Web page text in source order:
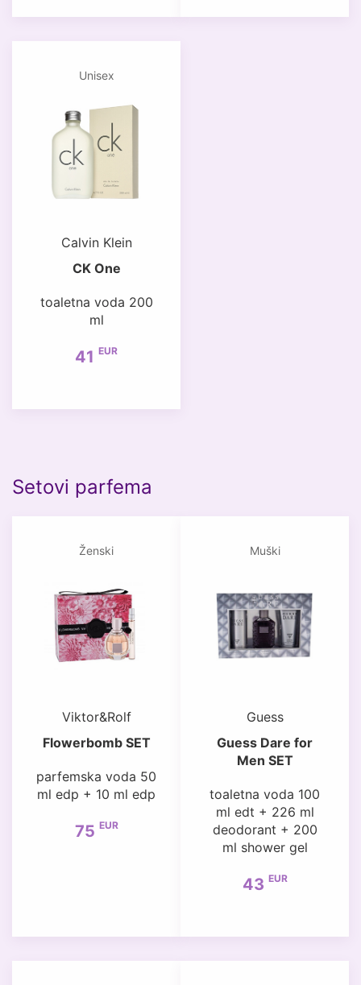
Unisex
Calvin Klein
CK One
toaletna voda 200
ml
41 EUR
Setovi parfema
Ženski
Viktor&Rolf
Flowerbomb SET
parfemska voda 50
ml edp + 10 ml edp
75 EUR
Muški
Guess
Guess Dare for
Men SET
toaletna voda 100
ml edt + 226 ml
deodorant + 200
ml shower gel
43 EUR